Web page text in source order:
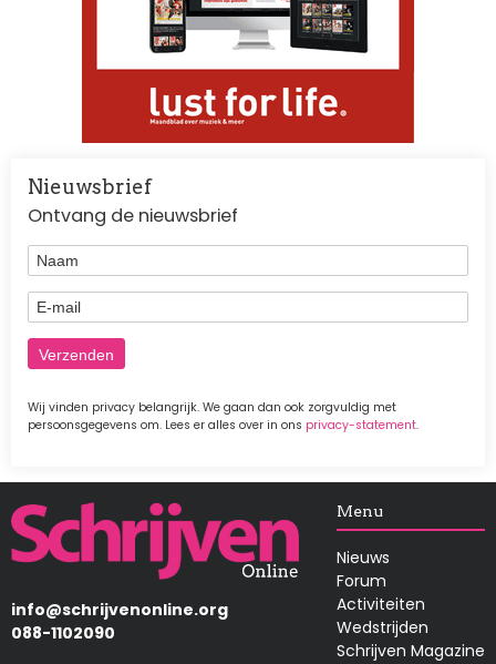
Nieuwsbrief
Ontvang de nieuwsbrief
Naam
E-mail
Wij vinden privacy belangrijk. We gaan dan ook zorgvuldig met
persoonsgegevens om. Lees er alles over in ons privacy-statement.
Afbeelding
info@schrijvenonline.org
088-1102090
Menu
Nieuws
Forum
Activiteiten
Wedstrijden
Schrijven Magazine